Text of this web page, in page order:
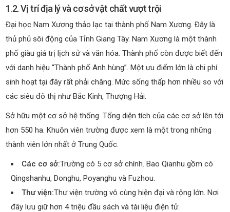
1.2. Vị trí địa lý và cơ sở vật chất vượt trội
Đại học Nam Xương thảo lạc tại thành phố Nam Xương. Đây là
thủ phủ sôi động của Tỉnh Giang Tây. Nam Xương là một thành
phố giàu giá trị lịch sử và văn hóa. Thành phố còn được biết đến
với danh hiệu “Thành phố Anh hùng”. Một ưu điểm lớn là chi phí
sinh hoạt tại đây rất phải chăng. Mức sống thấp hơn nhiều so với
các siêu đô thị như Bắc Kinh, Thượng Hải.
Sở hữu một cơ sở hệ thống. Tổng diện tích của các cơ sở lên tới
hơn 550 ha. Khuôn viên trường được xem là một trong những
thành viên lớn nhất ở Trung Quốc.
Các cơ sở:Trường có 5 cơ sở chính. Bao Qianhu gồm có
Qingshanhu, Donghu, Poyanghu và Fuzhou.
Thư viện:Thư viện trường vô cùng hiện đại và rộng lớn. Nơi
đây lưu giữ hơn 4 triệu đầu sách và tài liệu điện tử.